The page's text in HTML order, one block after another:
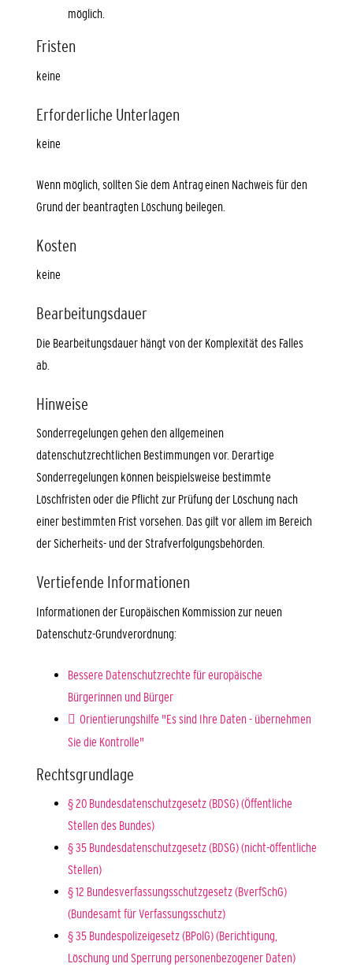
möglich.
Fristen
keine
Erforderliche Unterlagen
keine
Wenn möglich, sollten Sie dem Antrag einen Nachweis für den
Grund der beantragten Löschung beilegen.
Kosten
keine
Bearbeitungsdauer
Die Bearbeitungsdauer hängt von der Komplexität des Falles
ab.
Hinweise
Sonderregelungen gehen den allgemeinen
datenschutzrechtlichen Bestimmungen vor. Derartige
Sonderregelungen können beispielsweise bestimmte
Löschfristen oder die Pflicht zur Prüfung der Löschung nach
einer bestimmten Frist vorsehen. Das gilt vor allem im Bereich
der Sicherheits- und der Strafverfolgungsbehörden.
Vertiefende Informationen
Informationen der Europäischen Kommission zur neuen
Datenschutz-Grundverordnung:
Bessere Datenschutzrechte für europäische
Bürgerinnen und Bürger
Orientierungshilfe "Es sind Ihre Daten - übernehmen
Sie die Kontrolle"
Rechtsgrundlage
§ 20 Bundesdatenschutzgesetz (BDSG) (Öffentliche
Stellen des Bundes)
§ 35 Bundesdatenschutzgesetz (BDSG) (nicht-öffentliche
Stellen)
§ 12 Bundesverfassungsschutzgesetz (BverfSchG)
(Bundesamt für Verfassungsschutz)
§ 35 Bundespolizeigesetz (BPolG) (Berichtigung,
Löschung und Sperrung personenbezogener Daten)